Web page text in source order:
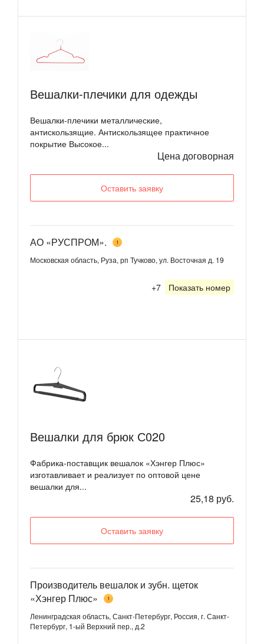
Вешалки-плечики для одежды
Вешалки-плечики металлические,
антискользящие. Антискользящее практичное
покрытие Высокое...
Цена договорная
Оставить заявку
АО «РУСПРОМ». 1
Московская область, Руза, рп Тучково, ул. Восточная д. 19
+7 Показать номер
Вешалки для брюк С020
Фабрика-поставщик вешалок «Хэнгер Плюс»
изготавливает и реализует по оптовой цене
вешалки для...
25,18 руб.
Оставить заявку
Производитель вешалок и зубн. щеток
«Хэнгер Плюс»
1
Ленинградская область, Санкт-Петербург, Россия, г. Санкт-
Петербург, 1-ый Верхний пер., д.2